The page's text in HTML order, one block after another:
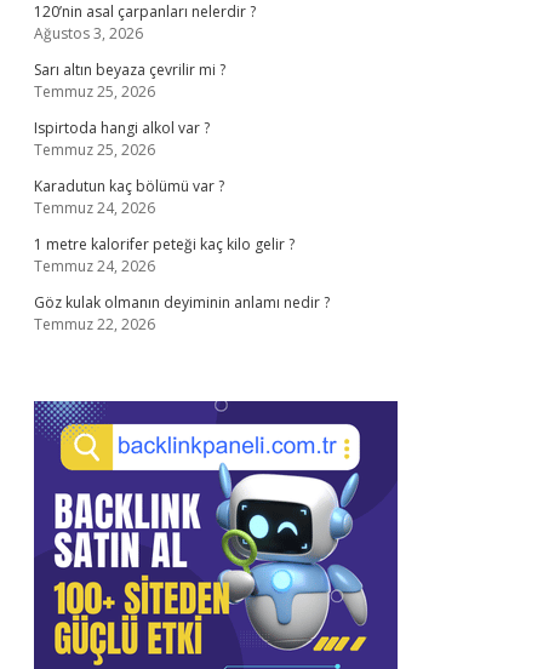
120’nin asal çarpanları nelerdir ?
Ağustos 3, 2026
Sarı altın beyaza çevrilir mi ?
Temmuz 25, 2026
Ispirtoda hangi alkol var ?
Temmuz 25, 2026
Karadutun kaç bölümü var ?
Temmuz 24, 2026
1 metre kalorifer peteği kaç kilo gelir ?
Temmuz 24, 2026
Göz kulak olmanın deyiminin anlamı nedir ?
Temmuz 22, 2026